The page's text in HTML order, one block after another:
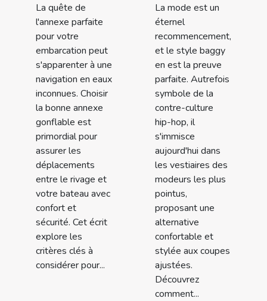
La quête de
l'annexe parfaite
pour votre
embarcation peut
s'apparenter à une
navigation en eaux
inconnues. Choisir
la bonne annexe
gonflable est
primordial pour
assurer les
déplacements
entre le rivage et
votre bateau avec
confort et
sécurité. Cet écrit
explore les
critères clés à
considérer pour...
La mode est un
éternel
recommencement,
et le style baggy
en est la preuve
parfaite. Autrefois
symbole de la
contre-culture
hip-hop, il
s'immisce
aujourd'hui dans
les vestiaires des
modeurs les plus
pointus,
proposant une
alternative
confortable et
stylée aux coupes
ajustées.
Découvrez
comment...